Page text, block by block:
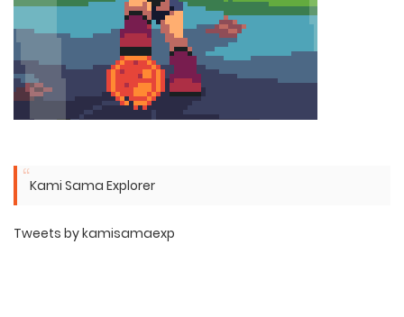
Kami Sama Explorer
Tweets by kamisamaexp